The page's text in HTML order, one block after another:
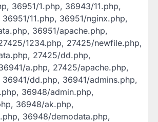
36951/1.php, 36943/11.php,
11.php, 36951/nginx.php,
36951/apache.php,
1234.php, 27425/newfile.php,
27425/dd.php,
a.php, 27425/apache.php,
dd.php, 36941/admins.php,
36948/admin.php,
36948/ak.php,
36948/demodata.php,